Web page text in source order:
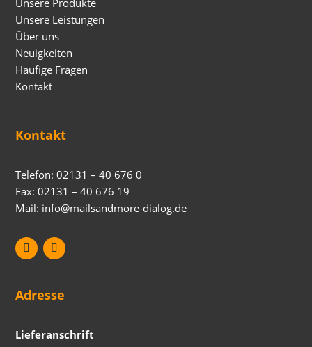
Unsere Leistungen
Über uns
Neuigkeiten
Haufige Fragen
Kontakt
Kontakt
Telefon: 02131 – 40 676 0
Fax: 02131 – 40 676 19
Mail: info@mailsandmore-dialog.de
Adresse
Lieferanschrift